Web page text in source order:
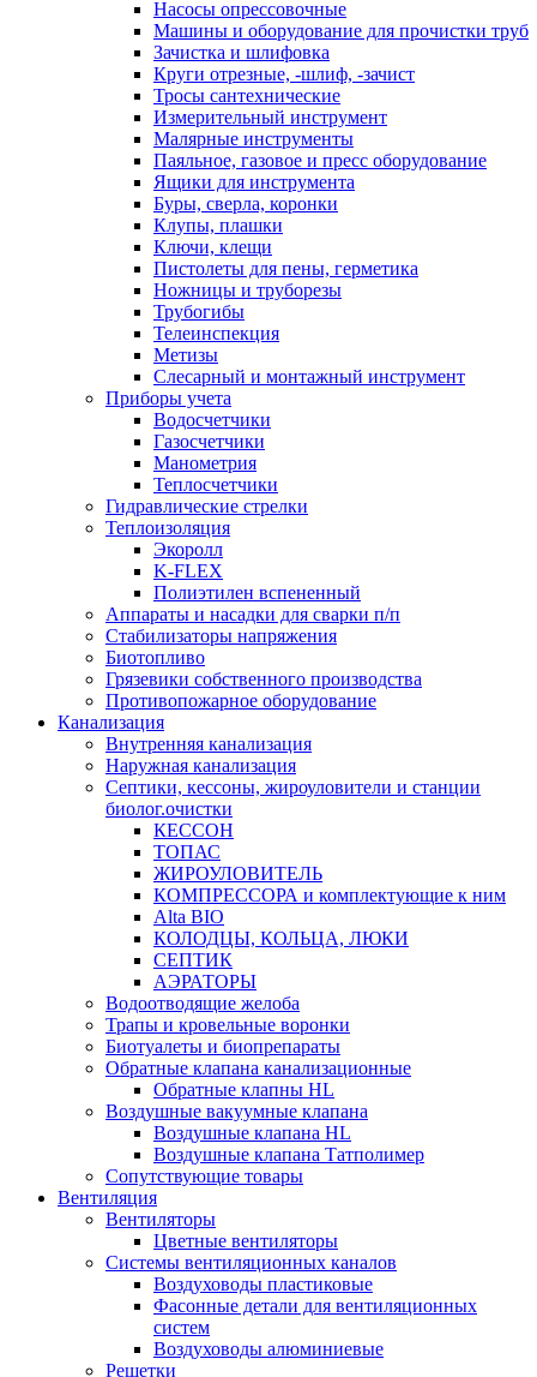
Насосы опрессовочные
Машины и оборудование для прочистки труб
Зачистка и шлифовка
Круги отрезные, -шлиф, -зачист
Тросы сантехнические
Измерительный инструмент
Малярные инструменты
Паяльное, газовое и пресс оборудование
Ящики для инструмента
Буры, сверла, коронки
Клупы, плашки
Ключи, клещи
Пистолеты для пены, герметика
Ножницы и труборезы
Трубогибы
Телеинспекция
Метизы
Слесарный и монтажный инструмент
Приборы учета
Водосчетчики
Газосчетчики
Манометрия
Теплосчетчики
Гидравлические стрелки
Теплоизоляция
Экоролл
K-FLEX
Полиэтилен вспененный
Аппараты и насадки для сварки п/п
Стабилизаторы напряжения
Биотопливо
Грязевики собственного производства
Противопожарное оборудование
Канализация
Внутренняя канализация
Наружная канализация
Септики, кессоны, жироуловители и станции
биолог.очистки
КЕССОН
ТОПАС
ЖИРОУЛОВИТЕЛЬ
КОМПРЕССОРА и комплектующие к ним
Alta BIO
КОЛОДЦЫ, КОЛЬЦА, ЛЮКИ
СЕПТИК
АЭРАТОРЫ
Водоотводящие желоба
Трапы и кровельные воронки
Биотуалеты и биопрепараты
Обратные клапана канализационные
Обратные клапны HL
Воздушные вакуумные клапана
Воздушные клапана HL
Воздушные клапана Татполимер
Сопутствующие товары
Вентиляция
Вентиляторы
Цветные вентиляторы
Системы вентиляционных каналов
Воздуховоды пластиковые
Фасонные детали для вентиляционных
систем
Воздуховоды алюминиевые
Решетки